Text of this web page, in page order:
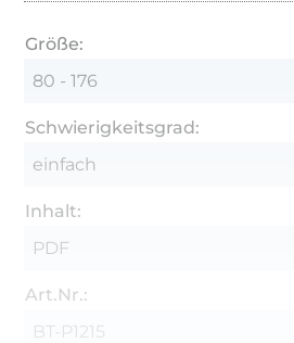
Größe:
80 - 176
Schwierigkeitsgrad:
einfach
Inhalt:
PDF
Art.Nr.:
BT-P1215